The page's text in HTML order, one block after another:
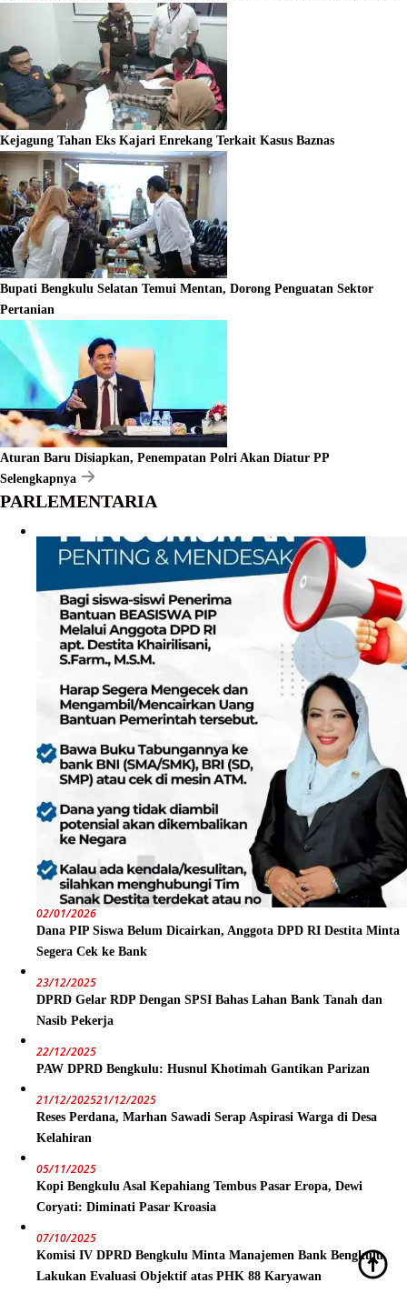
Kejagung Tahan Eks Kajari Enrekang Terkait Kasus Baznas
Bupati Bengkulu Selatan Temui Mentan, Dorong Penguatan Sektor
Pertanian
Aturan Baru Disiapkan, Penempatan Polri Akan Diatur PP
Selengkapnya
PARLEMENTARIA
02/01/2026
Dana PIP Siswa Belum Dicairkan, Anggota DPD RI Destita Minta
Segera Cek ke Bank
23/12/2025
DPRD Gelar RDP Dengan SPSI Bahas Lahan Bank Tanah dan
Nasib Pekerja
22/12/2025
PAW DPRD Bengkulu: Husnul Khotimah Gantikan Parizan
21/12/202521/12/2025
Reses Perdana, Marhan Sawadi Serap Aspirasi Warga di Desa
Kelahiran
05/11/2025
Kopi Bengkulu Asal Kepahiang Tembus Pasar Eropa, Dewi
Coryati: Diminati Pasar Kroasia
07/10/2025
Komisi IV DPRD Bengkulu Minta Manajemen Bank Bengkulu
Lakukan Evaluasi Objektif atas PHK 88 Karyawan